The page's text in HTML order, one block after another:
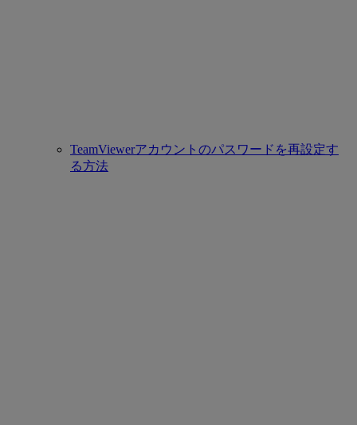
TeamViewerアカウントのパスワードを再設定す
る方法